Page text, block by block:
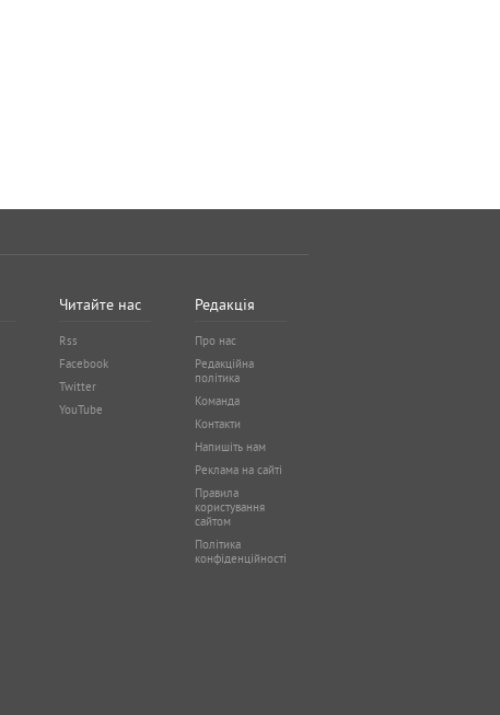
Читайте нас
Rss
Facebook
Twitter
YouTube
Редакція
Про нас
Редакційна
політика
Команда
Контакти
Напишіть нам
Реклама на сайті
Правила
користування
сайтом
Політика
конфіденційності